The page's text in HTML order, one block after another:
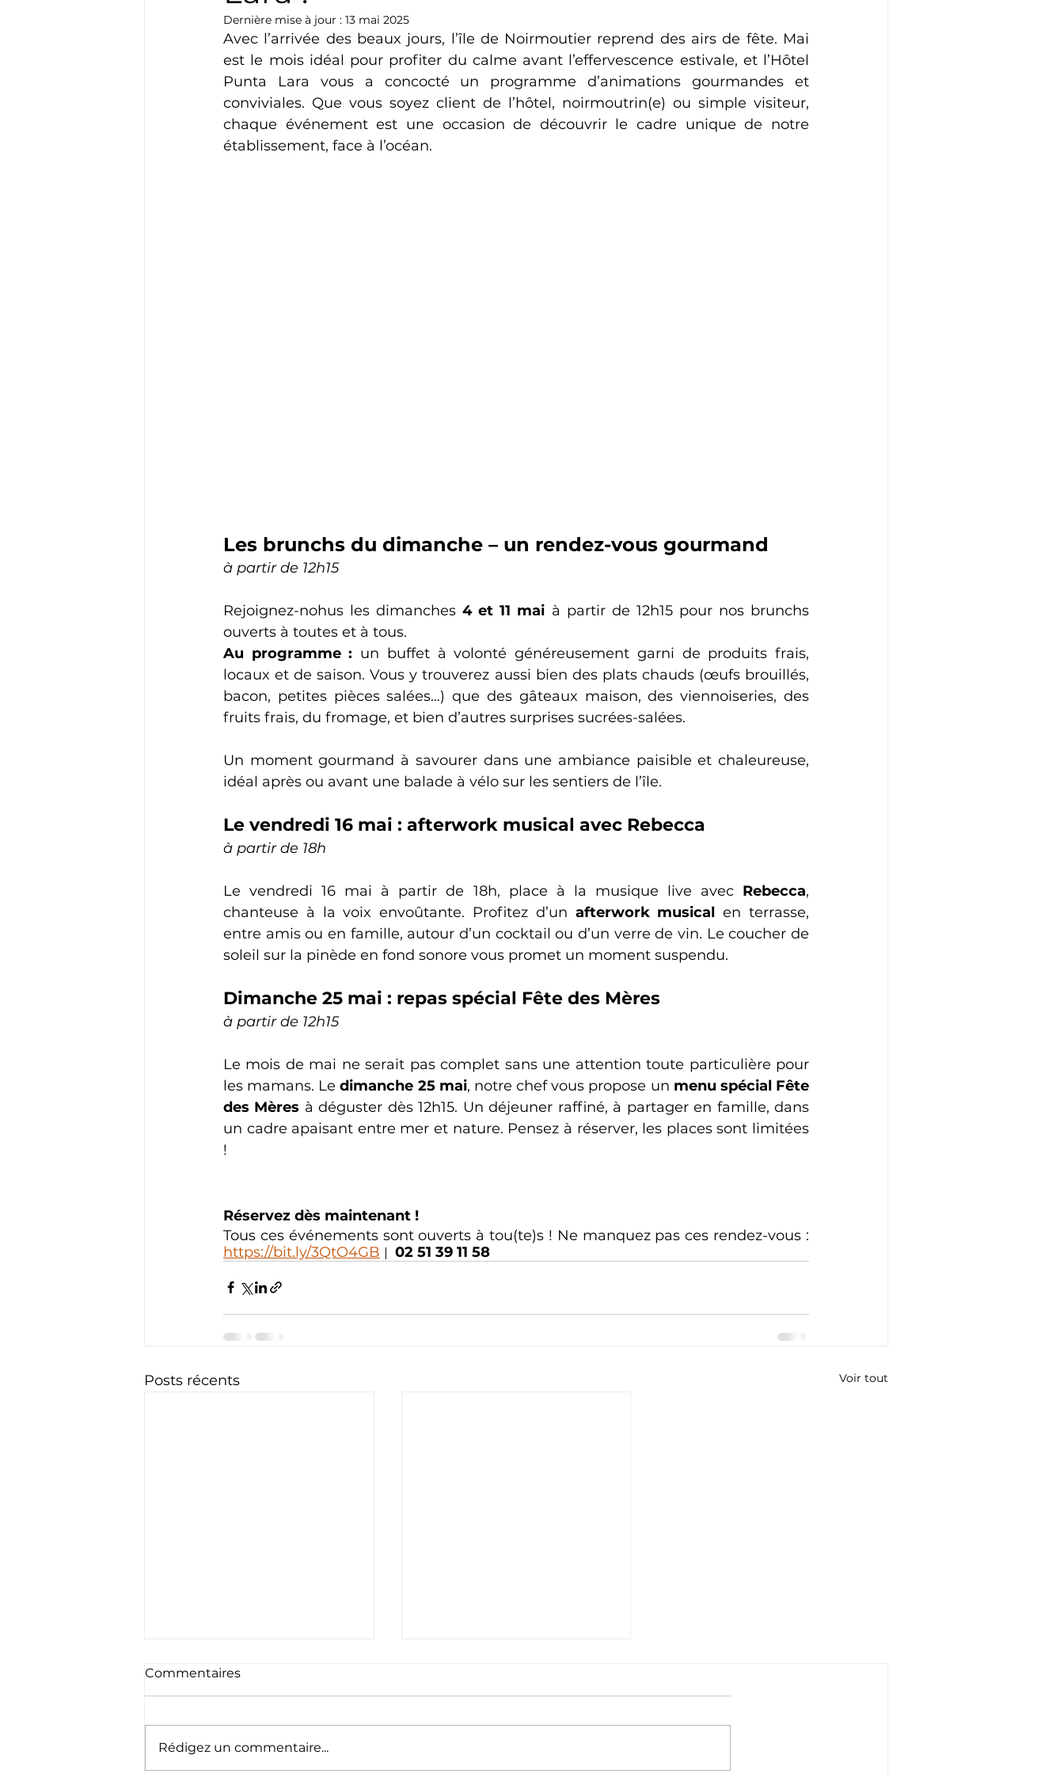
Dernière mise à jour : 13 mai 2025
Avec l’arrivée des beaux jours, l’île de Noirmoutier reprend des airs de fête. Mai
est le mois idéal pour profiter du calme avant l’effervescence estivale, et l’Hôtel
Punta Lara vous a concocté un programme d’animations gourmandes et
conviviales. Que vous soyez client de l’hôtel, noirmoutrin(e) ou simple visiteur,
chaque événement est une occasion de découvrir le cadre unique de notre
établissement, face à l’océan.
Les brunchs du dimanche – un rendez-vous gourmand
à partir de 12h15
Rejoignez-nohus les dimanches 4 et 11 mai à partir de 12h15 pour nos brunchs
ouverts à toutes et à tous.
Au programme : un buffet à volonté généreusement garni de produits frais,
locaux et de saison. Vous y trouverez aussi bien des plats chauds (œufs brouillés,
bacon, petites pièces salées…) que des gâteaux maison, des viennoiseries, des
fruits frais, du fromage, et bien d’autres surprises sucrées-salées.
Un moment gourmand à savourer dans une ambiance paisible et chaleureuse,
idéal après ou avant une balade à vélo sur les sentiers de l’île.
Le vendredi 16 mai : afterwork musical avec Rebecca
à partir de 18h
Le vendredi 16 mai à partir de 18h, place à la musique live avec Rebecca,
chanteuse à la voix envoûtante. Profitez d’un afterwork musical en terrasse,
entre amis ou en famille, autour d’un cocktail ou d’un verre de vin. Le coucher de
soleil sur la pinède en fond sonore vous promet un moment suspendu.
Dimanche 25 mai : repas spécial Fête des Mères
à partir de 12h15
Le mois de mai ne serait pas complet sans une attention toute particulière pour
les mamans. Le dimanche 25 mai, notre chef vous propose un menu spécial Fête
des Mères à déguster dès 12h15. Un déjeuner raffiné, à partager en famille, dans
un cadre apaisant entre mer et nature. Pensez à réserver, les places sont limitées
!
Réservez dès maintenant !
https://bit.ly/3QtO4GB | 02 51 39 11 58
Posts récents Voir tout
Commentaires
Rédigez un commentaire...